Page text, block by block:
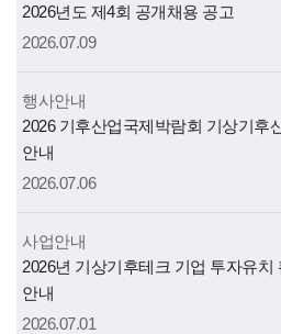
제
목
2026년도 제4회 공개채용 공고
2026.07.09
행사안내
제
목
2026 기후산업국제박람회 기상기후
안내
2026.07.06
사업안내
제
목
2026년 기상기후테크 기업 투자유
안내
2026.07.01